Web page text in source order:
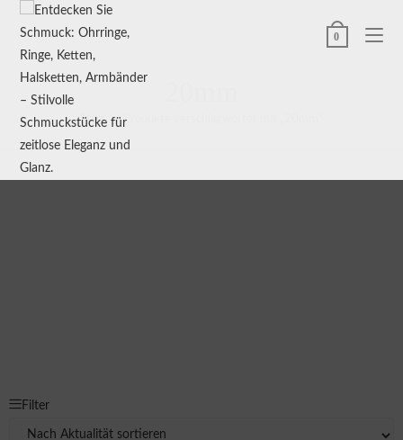
0
Start > Produkte verschlagwortet mit „20mm“
Filter